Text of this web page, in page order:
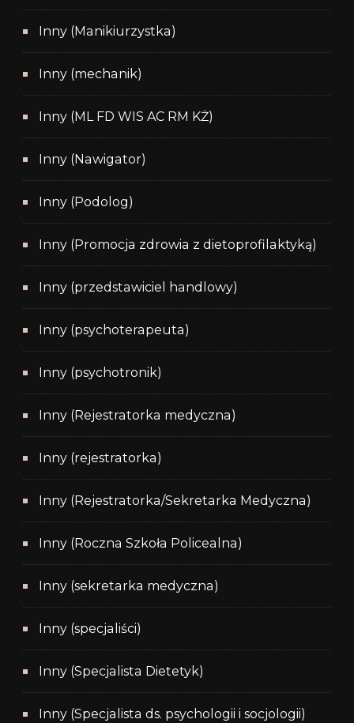
Inny (Manikiurzystka)
Inny (mechanik)
Inny (ML FD WIS AC RM KŻ)
Inny (Nawigator)
Inny (Podolog)
Inny (Promocja zdrowia z dietoprofilaktyką)
Inny (przedstawiciel handlowy)
Inny (psychoterapeuta)
Inny (psychotronik)
Inny (Rejestratorka medyczna)
Inny (rejestratorka)
Inny (Rejestratorka/Sekretarka Medyczna)
Inny (Roczna Szkoła Policealna)
Inny (sekretarka medyczna)
Inny (specjaliści)
Inny (Specjalista Dietetyk)
Inny (Specjalista ds. psychologii i socjologii)